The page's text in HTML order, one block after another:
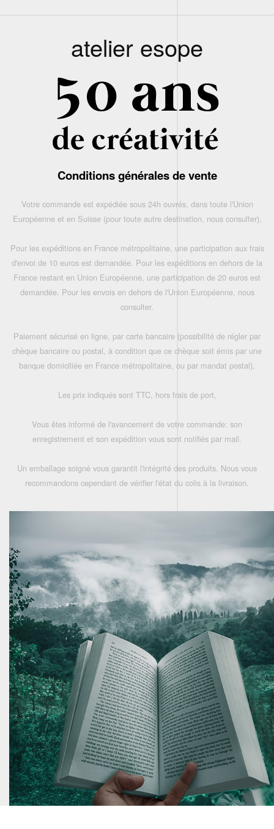
atelier esope
Conditions générales de vente
Votre commande est expédiée sous 24h ouvrés, dans toute l'Union
Européenne et en Suisse (pour toute autre destination, nous consulter),
Pour les expéditions en France métropolitaine, une participation aux frais
d'envoi de 10 euros est demandée. Pour les expéditions en dehors de la
France restant en Union Européenne, une participation de 20 euros est
demandée. Pour les envois en dehors de l'Union Européenne, nous
consulter.
Paiement sécurisé en ligne, par carte bancaire (possibilité de régler par
chèque bancaire ou postal, à condition que ce chèque soit émis par une
banque domiciliée en France métropolitaine, ou par mandat postal),
Les prix indiqués sont TTC, hors frais de port,
Vous êtes informé de l'avancement de votre commande: son
enregistrement et son expédition vous sont notifiés par mail.
Un emballage soigné vous garantit l'intégrité des produits. Nous vous
recommandons cependant de vérifier l'état du colis à la livraison.